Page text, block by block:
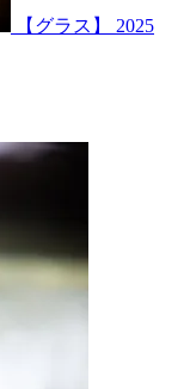
【グラス】 2025